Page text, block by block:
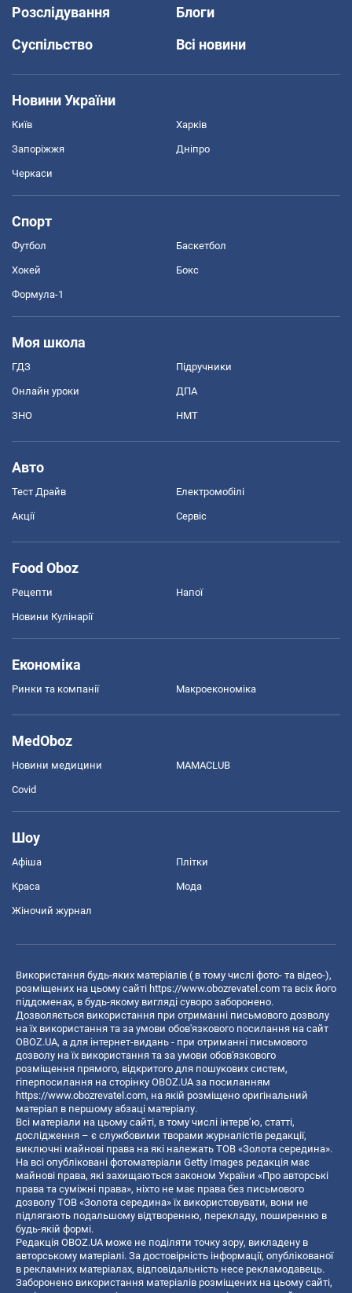
Розслідування
Блоги
Суспільство
Всі новини
Новини України
Київ Харків
Запоріжжя Дніпро
Черкаси
Спорт
Футбол Баскетбол
Хокей Бокс
Формула-1
Моя школа
ГДЗ Підручники
Онлайн уроки ДПА
ЗНО НМТ
Авто
Тест Драйв Електромобілі
Акції Сервіс
Food Oboz
Рецепти Напої
Новини Кулінарії
Економіка
Ринки та компанії Макроекономіка
MedOboz
Новини медицини MAMACLUB
Covid
Шоу
Афіша Плітки
Краса Мода
Жіночий журнал
Використання будь-яких матеріалів ( в тому числі фото- та відео-),
розміщених на цьому сайті https://www.obozrevatel.com та всіх його
піддоменах, в будь-якому вигляді суворо заборонено.
Дозволяється використання при отриманні письмового дозволу
на їх використання та за умови обов'язкового посилання на сайт
OBOZ.UA, а для інтернет-видань - при отриманні письмового
дозволу на їх використання та за умови обов'язкового
розміщення прямого, відкритого для пошукових систем,
гіперпосилання на сторінку OBOZ.UA за посиланням
https://www.obozrevatel.com, на якій розміщено оригінальний
матеріал в першому абзаці матеріалу.
Всі матеріали на цьому сайті, в тому числі інтерв’ю, статті,
дослідження – є службовими творами журналістів редакції,
виключні майнові права на які належать ТОВ «Золота середина».
На всі опубліковані фотоматеріали Getty Images редакція має
майнові права, які захищаються законом України «Про авторські
права та суміжні права», ніхто не має права без письмового
дозволу ТОВ «Золота середина» їх використовувати, вони не
підлягають подальшому відтворенню, перекладу, поширенню в
будь-якій формі.
Редакція OBOZ.UA може не поділяти точку зору, викладену в
авторському матеріалі. За достовірність інформації, опублікованої
в рекламних матеріалах, відповідальність несе рекламодавець.
Заборонено використання матеріалів розміщених на цьому сайті,